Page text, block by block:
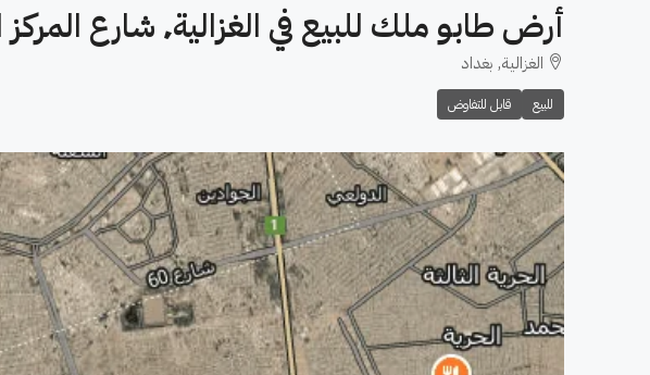
أرض طابو ملك للبيع في الغزالية٬ شارع المركز العام (١٠٠م²) السعر ١٠٥مليون دينار
الغزالية, بغداد
للبيع قابل للتفاوض